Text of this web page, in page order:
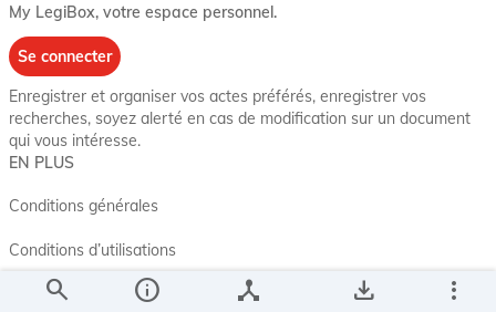
search info device_hub save_alt more_vert
My LegiBox, votre espace personnel.
Se connecter
Enregistrer et organiser vos actes préférés, enregistrer vos
recherches, soyez alerté en cas de modification sur un document
qui vous intéresse.
EN PLUS
Conditions générales
Conditions d’utilisations
Accessibilité